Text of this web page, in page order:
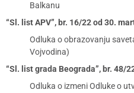
Balkanu
“Sl. list APV”, br. 16/22 od 30.
Odluka o obrazovanju
Vojvodina)
“Sl. list grada Beograda”, br. 48/
Odluka o izmeni Odluke o